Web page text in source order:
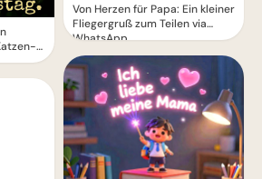
Von Herzen für Papa: Ein kleiner
Fliegergruß zum Teilen via
WhatsApp